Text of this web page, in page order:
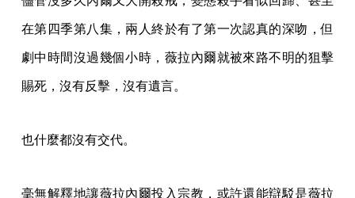
在第四季第八集，兩人終於有了第一次認真的深吻，但
劇中時間沒過幾個小時，薇拉內爾就被來路不明的狙擊
賜死，沒有反擊，沒有遺言。
也什麼都沒有交代。
毫無解釋地讓薇拉內爾投入宗教，或許還能辯駁是薇拉